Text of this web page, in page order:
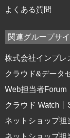
よくある質問
関連グループサイ
株式会社インプレ
クラウド&データ
Web担当者Forum
クラウド Watch
ネットショップ担
ネットショップ担